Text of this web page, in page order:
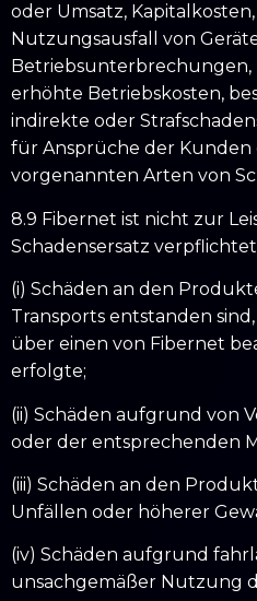
oder Umsatz,
Nutzungsausfall von
Betriebsunterbrechungen,
erhöhte Betriebskosten,
indirekte oder
für Ansprüche der Kunden
vorgenannten Arten von
8.9 Fibernet ist nicht zur
Schadensersatz
(i) Schäden an den
Transports entstanden
über einen von Fibernet
erfolgte;
(ii) Schäden aufgrund von
oder der entsprechenden
(iii) Schäden an den
Unfällen oder höherer
(iv) Schäden aufgrund
unsachgemäßer Nutzung